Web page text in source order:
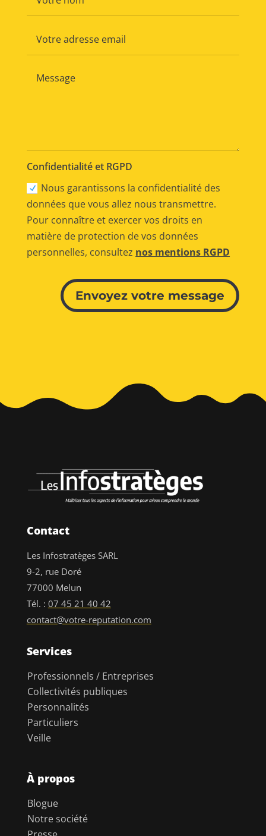
Confidentialité et RGPD
Nous garantissons la confidentialité des
données que vous allez nous transmettre.
Pour connaître et exercer vos droits en
matière de protection de vos données
personnelles, consultez nos mentions RGPD
Envoyez votre message
Contact
Les Infostratèges SARL
9-2, rue Doré
77000 Melun
Tél. : 07 45 21 40 42
contact@votre-reputation.com
Services
Professionnels / Entreprises
Collectivités publiques
Personnalités
Particuliers
Veille
À propos
Blogue
Notre société